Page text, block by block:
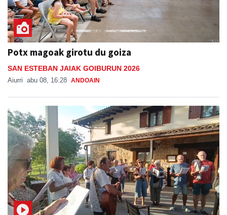
Potx magoak girotu du goiza
SAN ESTEBAN JAIAK GOIBURUN 2026
Aiurri abu 08, 16:28 ANDOAIN